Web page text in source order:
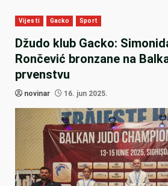
Vijesti Gacko Sport
Džudo klub Gacko:
Rončević bronzane na
prvenstvu
novinar 16. jun 2025.